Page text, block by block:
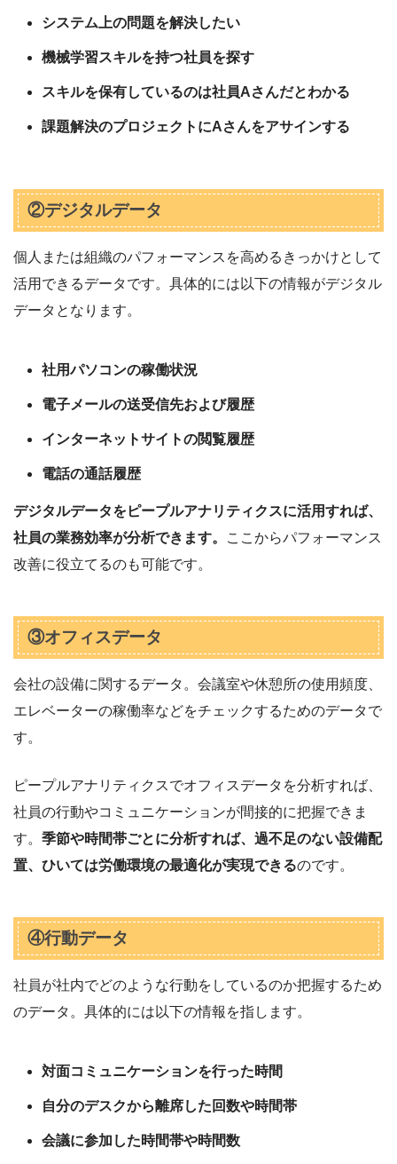
システム上の問題を解決したい
機械学習スキルを持つ社員を探す
スキルを保有しているのは社員Aさんだとわかる
課題解決のプロジェクトにAさんをアサインする
②デジタルデータ
個人または組織のパフォーマンスを高めるきっかけとして
活用できるデータです。具体的には以下の情報がデジタル
データとなります。
社用パソコンの稼働状況
電子メールの送受信先および履歴
インターネットサイトの閲覧履歴
電話の通話履歴
デジタルデータをピープルアナリティクスに活用すれば、
社員の業務効率が分析できます。
ここからパフォーマンス
改善に役立てるのも可能です。
③オフィスデータ
会社の設備に関するデータ。会議室や休憩所の使用頻度、
エレベーターの稼働率などをチェックするためのデータで
す。
ピープルアナリティクスでオフィスデータを分析すれば、
社員の行動やコミュニケーションが間接的に把握できま
す。 季節や時間帯ごとに分析すれば、過不足のない設備配
置、ひいては労働環境の最適化が実現できるのです。
④行動データ
社員が社内でどのような行動をしているのか把握するため
のデータ。具体的には以下の情報を指します。
対面コミュニケーションを行った時間
自分のデスクから離席した回数や時間帯
会議に参加した時間帯や時間数